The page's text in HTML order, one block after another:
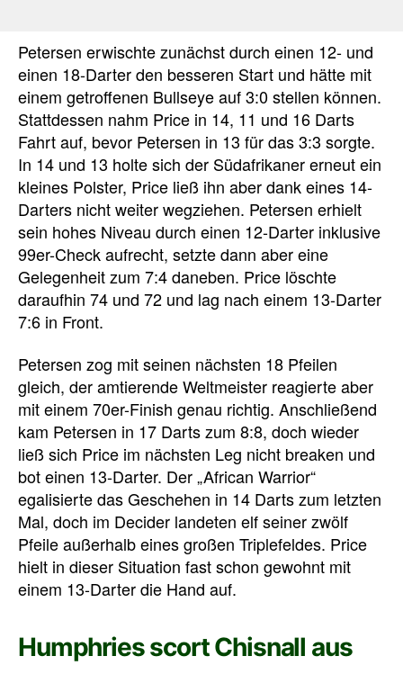
Petersen erwischte zunächst durch einen 12- und
einen 18-Darter den besseren Start und hätte mit
einem getroffenen Bullseye auf 3:0 stellen können.
Stattdessen nahm Price in 14, 11 und 16 Darts
Fahrt auf, bevor Petersen in 13 für das 3:3 sorgte.
In 14 und 13 holte sich der Südafrikaner erneut ein
kleines Polster, Price ließ ihn aber dank eines 14-
Darters nicht weiter wegziehen. Petersen erhielt
sein hohes Niveau durch einen 12-Darter inklusive
99er-Check aufrecht, setzte dann aber eine
Gelegenheit zum 7:4 daneben. Price löschte
daraufhin 74 und 72 und lag nach einem 13-Darter
7:6 in Front.
Petersen zog mit seinen nächsten 18 Pfeilen
gleich, der amtierende Weltmeister reagierte aber
mit einem 70er-Finish genau richtig. Anschließend
kam Petersen in 17 Darts zum 8:8, doch wieder
ließ sich Price im nächsten Leg nicht breaken und
bot einen 13-Darter. Der „African Warrior“
egalisierte das Geschehen in 14 Darts zum letzten
Mal, doch im Decider landeten elf seiner zwölf
Pfeile außerhalb eines großen Triplefeldes. Price
hielt in dieser Situation fast schon gewohnt mit
einem 13-Darter die Hand auf.
Humphries scort Chisnall aus